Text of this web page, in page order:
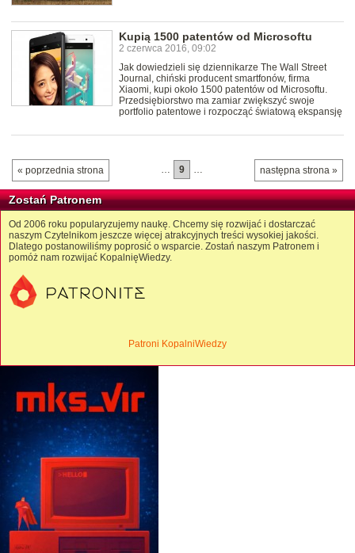
Kupią 1500 patentów od Microsoftu
2 czerwca 2016, 09:02
Jak dowiedzieli się dziennikarze The Wall Street
Journal, chiński producent smartfonów, firma
Xiaomi, kupi około 1500 patentów od Microsoftu.
Przedsiębiorstwo ma zamiar zwiększyć swoje
portfolio patentowe i rozpocząć światową ekspansję
« poprzednia strona następna strona »
9
Zostań Patronem
Od 2006 roku popularyzujemy naukę. Chcemy się rozwijać i dostarczać
naszym Czytelnikom jeszcze więcej atrakcyjnych treści wysokiej jakości.
Dlatego postanowiliśmy poprosić o wsparcie. Zostań naszym Patronem i
pomóż nam rozwijać KopalnięWiedzy.
Patroni KopalniWiedzy